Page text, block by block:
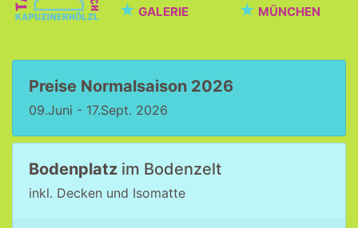
★ GALERIE ★ MÜNCHEN
Preise Normalsaison 2026
09.Juni - 17.Sept. 2026
Bodenplatz im Bodenzelt
inkl. Decken und Isomatte